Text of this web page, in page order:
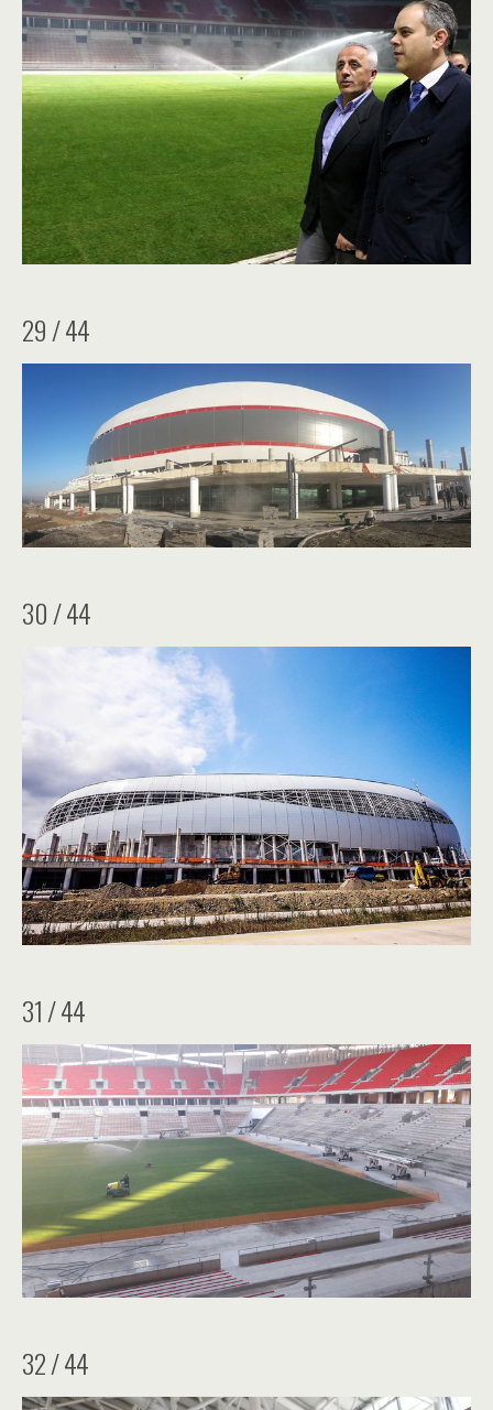
29 / 44
30 / 44
31 / 44
32 / 44